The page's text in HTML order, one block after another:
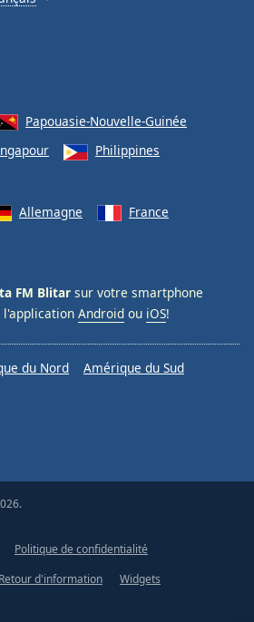
Papouasie-Nouvelle-Guinée
Philippines
Allemagne
France
FM Blitar sur votre smartphone
Android ou iOS!
du Nord
Amérique du Sud
Politique de confidentialité
Retour d'information
Widgets